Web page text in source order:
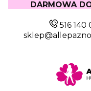
DARMOWA
516 140